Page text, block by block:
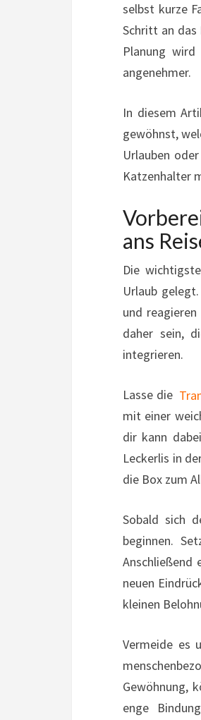
selbst kurze
Schritt an das
Planung
angenehmer.
In diesem
gewöhnst,
Urlauben
Katzenhalter
ans
Die
Urlaub
und
daher sein,
integrieren.
Lasse die
mit einer
dir kann
Leckerlis in
die Box zum
Sobald sich
beginnen.
Anschließend
neuen
kleinen
Vermeide es
Gewöhnung,
enge